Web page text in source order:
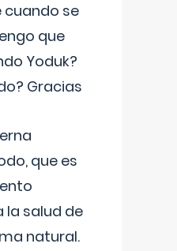
cuando se
que
Yoduk?
Gracias
que es
la salud de
natural.